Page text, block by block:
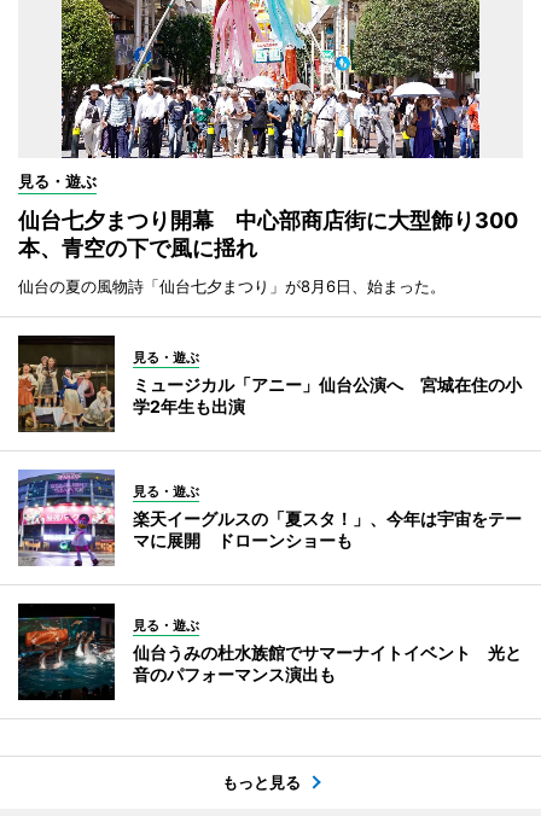
見る・遊ぶ
仙台七夕まつり開幕 中心部商店街に大型飾り300
本、青空の下で風に揺れ
仙台の夏の風物詩「仙台七夕まつり」が8月6日、始まった。
見る・遊ぶ
ミュージカル「アニー」仙台公演へ 宮城在住の小
学2年生も出演
見る・遊ぶ
楽天イーグルスの「夏スタ！」、今年は宇宙をテー
マに展開 ドローンショーも
見る・遊ぶ
仙台うみの杜水族館でサマーナイトイベント 光と
音のパフォーマンス演出も
もっと見る